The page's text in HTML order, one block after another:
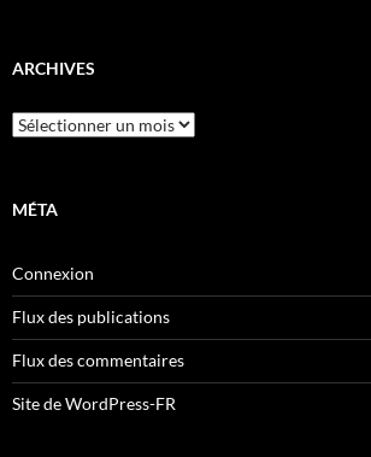
ARCHIVES
Archives
MÉTA
Connexion
Flux des publications
Flux des commentaires
Site de WordPress-FR